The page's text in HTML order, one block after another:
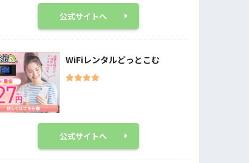
公式サイトへ
WiFiレンタルどっとこむ
公式サイトへ